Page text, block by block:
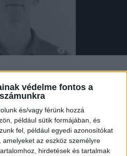
védelme fontos a
számunkra
és/vagy férünk hozzá
például sütik formájában, és
fel, például egyedi azonosítókat
az eszköz személyre
hirdetések és tartalmak
a Dág Községi
A 19 éves
balesetben